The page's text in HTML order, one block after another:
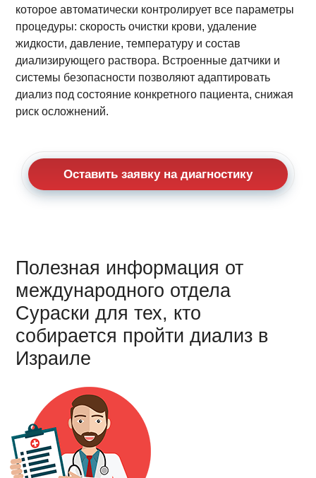
которое автоматически контролирует все параметры
процедуры: скорость очистки крови, удаление
жидкости, давление, температуру и состав
диализирующего раствора. Встроенные датчики и
системы безопасности позволяют адаптировать
диализ под состояние конкретного пациента, снижая
риск осложнений.
Оставить заявку на диагностику
Полезная информация от
международного отдела
Сураски для тех, кто
собирается пройти диализ в
Израиле